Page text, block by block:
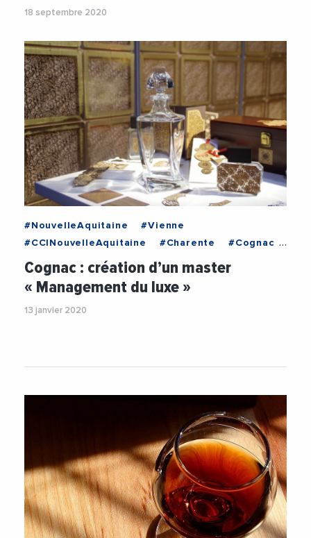
18 septembre 2020
#NouvelleAquitaine
#Vienne
#CCINouvelleAquitaine
#Charente
#Cognac
#Etudiant
#FormationProfessionnelle
#NouvelleAquitaine
Cognac : création d’un master
« Management du luxe »
13 janvier 2020